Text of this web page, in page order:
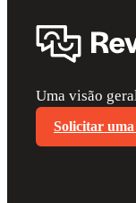
Uma visão
Solicitar uma